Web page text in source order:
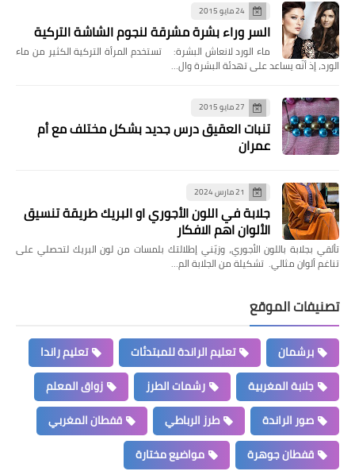
24 مايو 2015
السر وراء بشرة مشرقة لنجوم الشاشة التركية
ماء الورد لانعاش البشرة: تستخدم المرأة التركية الكثير من ماء
الورد، إذ أنّه يساعد على تهدئة البشرة وال…
27 مايو 2015
تنبات العقيق درس جديد بشكل مختلف مع أم
عمران
21 مارس 2024
جلابة في اللون الأجوري او البريك طريقة تنسيق
الألوان اهم الافكار
تألقي بجلابة باللون الأجوري، وزيّني إطلالتك بلمسات من لون البريك لتحصلي على
تناغم ألوان مثالي. تشكيلة من الجلابة الم…
تصنيفات الموقع
برشمان تعليم الراندة للمبتدئات
تعليم راندا
جلابة المغربية
رشمات الطرز
زواق المعلم
صور الراندة
طرز الرباطي
قفطان المغربي
قفطان جوهرة
مواضيع مختارة